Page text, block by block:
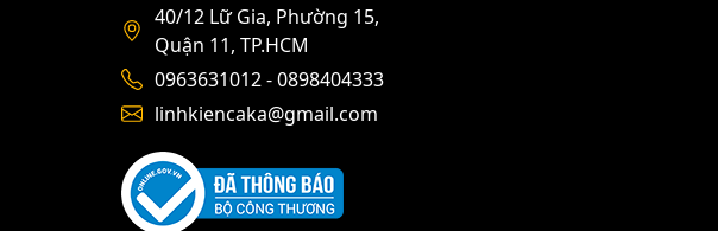
40/12 Lữ Gia, Phường 15,
Quận 11, TP.HCM
0963631012 - 0898404333
linhkiencaka@gmail.com